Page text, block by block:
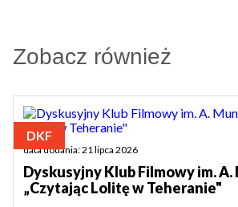
Zobacz również
DKF
data dodania: 21 lipca 2026
Dyskusyjny Klub Filmowy im. A.
„Czytając Lolitę w Teheranie"